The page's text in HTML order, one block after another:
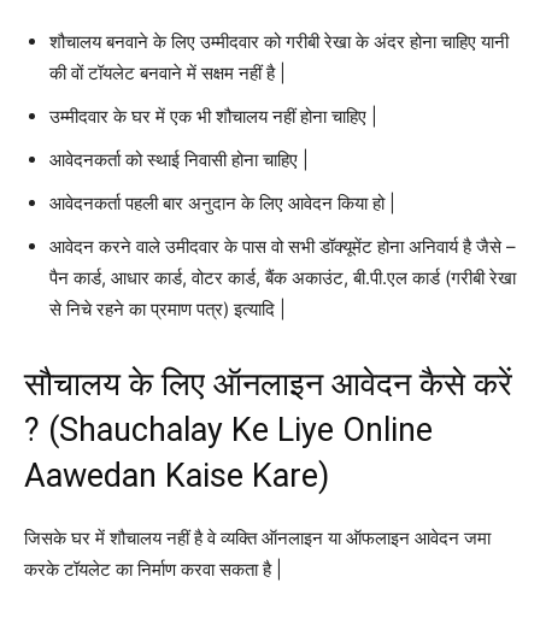
शौचालय बनवाने के लिए उम्मीदवार को गरीबी रेखा के अंदर होना चाहिए यानी
की वों टॉयलेट बनवाने में सक्षम नहीं है |
उम्मीदवार के घर में एक भी शौचालय नहीं होना चाहिए |
आवेदनकर्ता को स्थाई निवासी होना चाहिए |
आवेदनकर्ता पहली बार अनुदान के लिए आवेदन किया हो |
आवेदन करने वाले उमीदवार के पास वो सभी डॉक्यूमेंट होना अनिवार्य है जैसे –
पैन कार्ड, आधार कार्ड, वोटर कार्ड, बैंक अकाउंट, बी.पी.एल कार्ड (गरीबी रेखा
से निचे रहने का प्रमाण पत्र) इत्यादि |
सौचालय के लिए ऑनलाइन आवेदन कैसे करें
? (Shauchalay Ke Liye Online
Aawedan Kaise Kare)
जिसके घर में शौचालय नहीं है वे व्यक्ति ऑनलाइन या ऑफलाइन आवेदन जमा
करके टॉयलेट का निर्माण करवा सकता है |